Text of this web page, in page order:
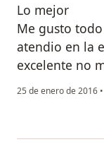
Lo mejor
Me gusto
atendio en la
excelente no
25 de enero de 2016 •